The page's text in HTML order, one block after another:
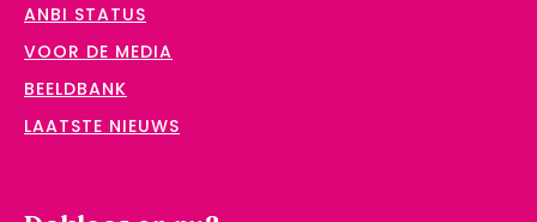
ANBI STATUS
VOOR DE MEDIA
BEELDBANK
LAATSTE NIEUWS